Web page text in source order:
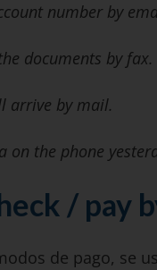
number by
documents by fax.
arrive by mail.
on the phone
/ pay
de pago, se